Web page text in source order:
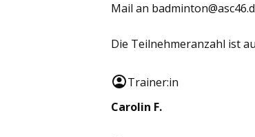
Mail an
Die Teilnehmeranzahl ist
Trainer:in
Carolin F.